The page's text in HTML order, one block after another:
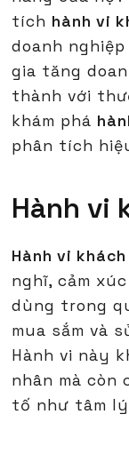
tích hành vi
doanh
gia tăng
thành với
khám phá
phân tích
Hành vi
Hành vi
nghĩ, cảm
dùng trong
mua sắm và
Hành vi này
nhân mà còn
tố như tâm